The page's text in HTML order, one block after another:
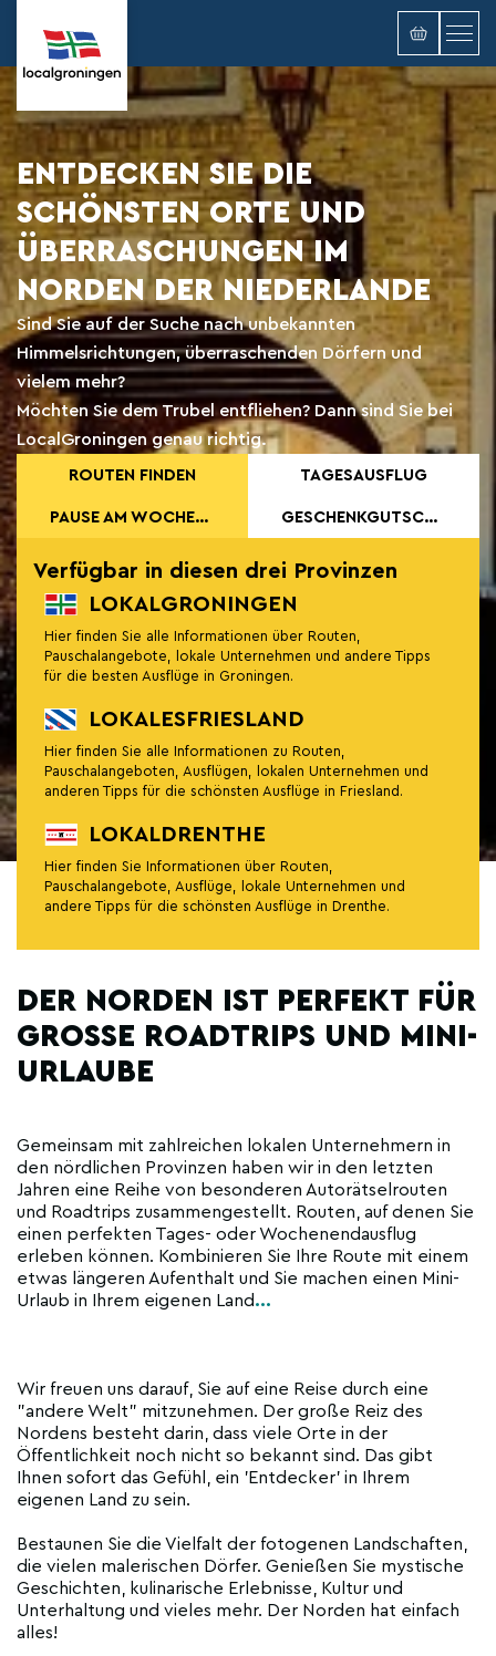
ENTDECKEN SIE DIE
SCHÖNSTEN ORTE UND
ÜBERRASCHUNGEN IM
NORDEN DER NIEDERLANDE
Sind Sie auf der Suche nach unbekannten
Himmelsrichtungen, überraschenden Dörfern und
vielem mehr?
Möchten Sie dem Trubel entfliehen? Dann sind Sie bei
LocalGroningen genau richtig.
ROUTEN FINDEN TAGESAUSFLUG
PAUSE AM WOCHENENDE GESCHENKGUTSCHEIN KAUFEN
Verfügbar in diesen drei Provinzen
LOKALGRONINGEN
Hier finden Sie alle Informationen über Routen,
Pauschalangebote, lokale Unternehmen und andere Tipps
für die besten Ausflüge in Groningen.
LOKALESFRIESLAND
Hier finden Sie alle Informationen zu Routen,
Pauschalangeboten, Ausflügen, lokalen Unternehmen und
anderen Tipps für die schönsten Ausflüge in Friesland.
LOKALDRENTHE
Hier finden Sie Informationen über Routen,
Pauschalangebote, Ausflüge, lokale Unternehmen und
andere Tipps für die schönsten Ausflüge in Drenthe.
DER NORDEN IST PERFEKT FÜR
GROSSE ROADTRIPS UND MINI-U
RLAUBE
Gemeinsam mit zahlreichen lokalen Unternehmern in
den nördlichen Provinzen haben wir in den letzten
Jahren eine Reihe von besonderen Autorätselrouten
und Roadtrips zusammengestellt. Routen, auf denen Sie
einen perfekten Tages- oder Wochenendausflug
erleben können. Kombinieren Sie Ihre Route mit einem
etwas längeren Aufenthalt und Sie machen einen Mini-
Urlaub in Ihrem eigenen Land...
Wir freuen uns darauf, Sie auf eine Reise durch eine
"andere Welt" mitzunehmen. Der große Reiz des
Nordens besteht darin, dass viele Orte in der
Öffentlichkeit noch nicht so bekannt sind. Das gibt
Ihnen sofort das Gefühl, ein 'Entdecker' in Ihrem
eigenen Land zu sein.
Bestaunen Sie die Vielfalt der fotogenen Landschaften,
die vielen malerischen Dörfer. Genießen Sie mystische
Geschichten, kulinarische Erlebnisse, Kultur und
Unterhaltung und vieles mehr. Der Norden hat einfach
alles!